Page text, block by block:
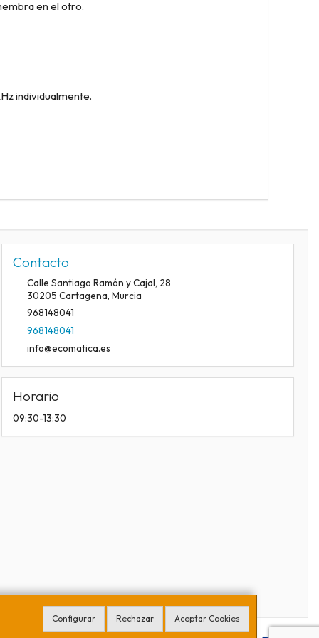
en el otro.
individualmente.
Configurar Rechazar Aceptar Cookies
Contacto
Calle Santiago Ramón y Cajal, 28
30205 Cartagena, Murcia
968148041
968148041
info@ecomatica.es
Horario
09:30-13:30